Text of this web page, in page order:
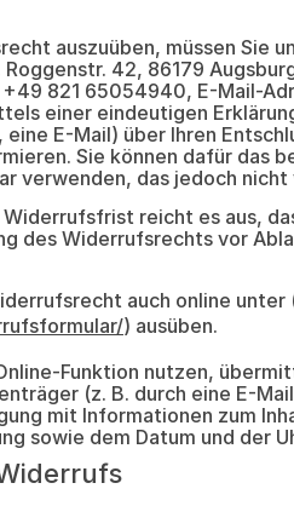
auszuüben, müssen Sie
42, 86179
821 65054940, E-Mail-
einer eindeutigen
E-Mail) über Ihren
Sie können dafür das
verwenden, das jedoch
Widerrufsfrist reicht es aus,
des Widerrufsrechts vor
auch online unter
) ausüben.
Funktion nutzen,
(z. B. durch eine E-
mit Informationen zum
sowie dem Datum und der